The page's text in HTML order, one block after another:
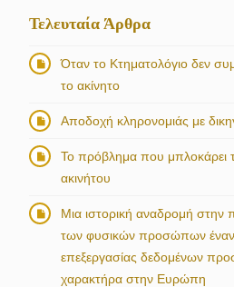
Τελευταία Άρθρα
Όταν το Κτηματολόγιο δεν
το ακίνητο
Αποδοχή κληρονομιάς με
Το πρόβλημα που μπλοκάρει
ακινήτου
Μια ιστορική αναδρομή στην
των φυσικών προσώπων
επεξεργασίας δεδομένων
χαρακτήρα στην Ευρώπη